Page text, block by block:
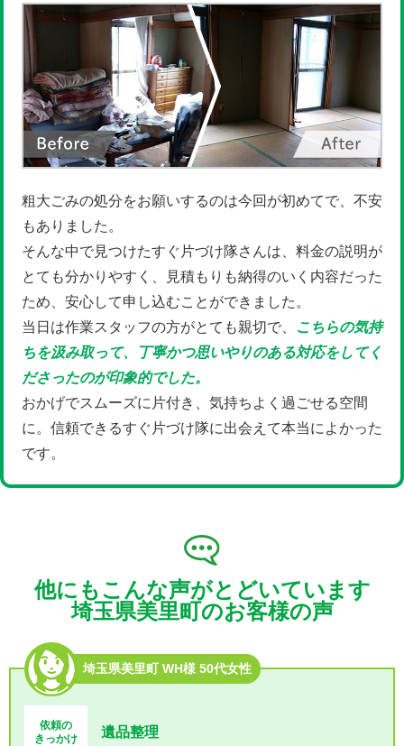
粗大ごみの処分をお願いするのは今回が初めてで、不安
もありました。
そんな中で見つけたすぐ片づけ隊さんは、料金の説明が
とても分かりやすく、見積もりも納得のいく内容だった
ため、安心して申し込むことができました。
当日は作業スタッフの方がとても親切で、
こちらの気持
ちを汲み取って、丁寧かつ思いやりのある対応をしてく
ださったのが印象的でした。
おかげでスムーズに片付き、気持ちよく過ごせる空間
に。信頼できるすぐ片づけ隊に出会えて本当によかった
です。
他にもこんな声がとどいています
埼玉県美里町のお客様の声
埼玉県美里町 WH様 50代女性
依頼の
きっかけ
遺品整理